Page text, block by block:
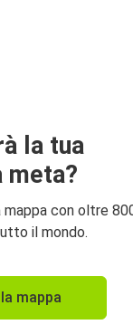
la tua
meta?
mappa con oltre
il mondo.
mappa